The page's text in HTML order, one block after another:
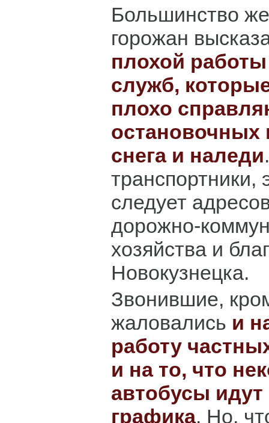
Большинство
горожан
плохой
служб,
плохо
остановочных
снега и наледи
транспортники,
следует
дорожно-
хозяйства и
Новокузнецка.
Звонившие,
жаловались и
работу
и на то, что
автобусы
графика. Но,